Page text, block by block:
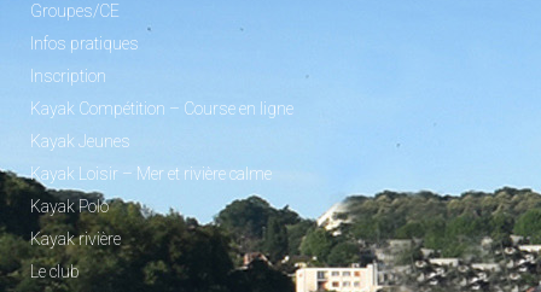
Groupes/CE
Infos pratiques
Inscription
Kayak Compétition – Course en ligne
Kayak Jeunes
Kayak Loisir – Mer et rivière calme
Kayak Polo
Kayak rivière
Le club